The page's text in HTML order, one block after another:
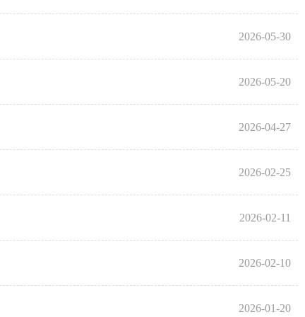
2026-05-30
2026-05-20
2026-04-27
2026-02-25
2026-02-11
2026-02-10
2026-01-20